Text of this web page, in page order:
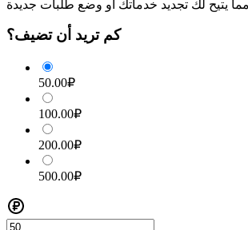
كم تريد أن تضيف؟
50.00₽
100.00₽
200.00₽
500.00₽